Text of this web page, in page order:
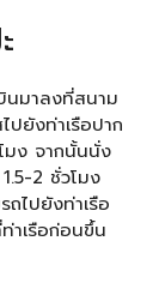
นมาลงที่สนาม
ยังท่าเรือปาก
มง จากนั้นนั่ง
2 ชั่วโมง
ไปยังท่าเรือ
าเรือก่อนขึ้น